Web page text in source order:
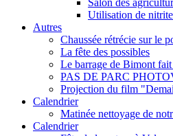
Salon des
Utilisation de nitrite
Autres
Chaussée rétrécie sur le
La fête des possibles
Le barrage de Bimont
PAS DE PARC
Projection du film
Calendrier
Matinée nettoyage de
Calendrier